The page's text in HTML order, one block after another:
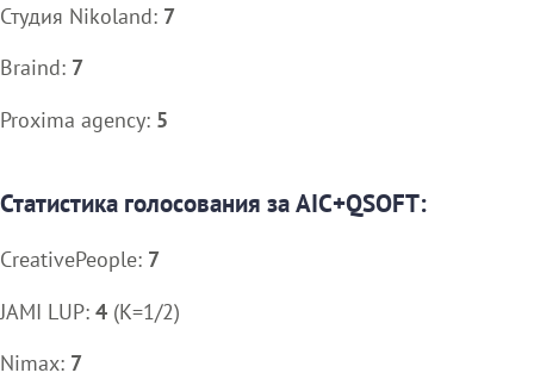
Студия Nikoland: 7
Braind: 7
Proxima agency: 5
Статистика голосования за AIC+QSOFT:
CreativePeople: 7
JAMI LUP: 4 (K=1/2)
Nimax: 7